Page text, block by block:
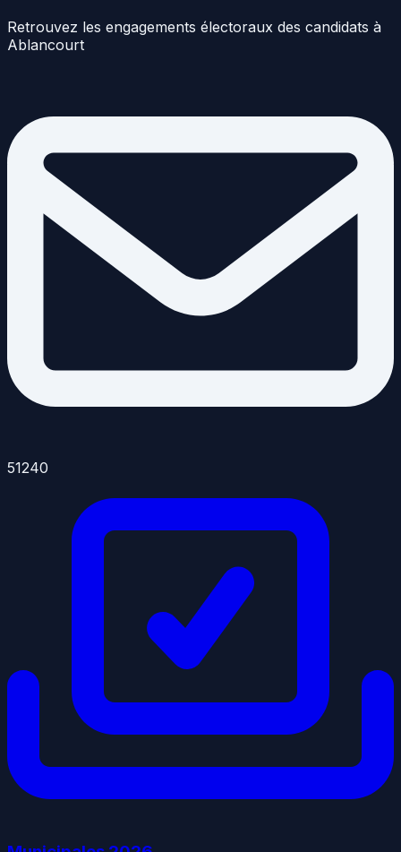
Retrouvez les engagements électoraux des candidats à
Ablancourt
51240